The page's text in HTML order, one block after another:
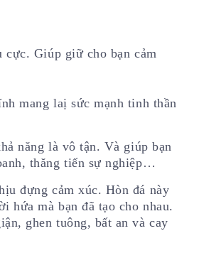
cực. Giúp giữ cho bạn cảm
mang laị sức mạnh tinh thần
năng là vô tận. Và giúp bạn
thăng tiến sự nghiệp…
đựng cảm xúc. Hòn đá này
hứa mà bạn đã tạo cho nhau.
ghen tuông, bất an và cay